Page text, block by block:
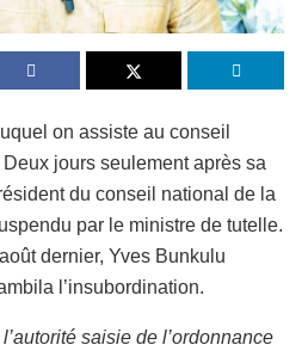
on assiste au conseil
jours seulement après sa
du conseil national de la
par le ministre de tutelle.
dernier, Yves Bunkulu
l’insubordination.
saisie de l’ordonnance